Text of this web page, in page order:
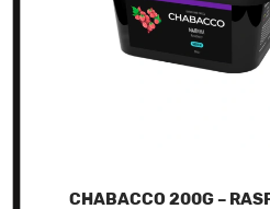
CHABACCO 200G –